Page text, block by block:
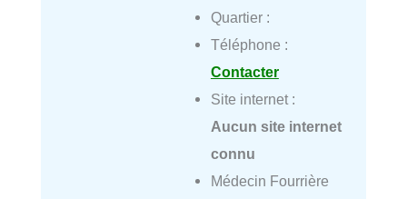
Quartier :
Téléphone :
Contacter
Site internet :
Aucun site internet
connu
Médecin Fourrière